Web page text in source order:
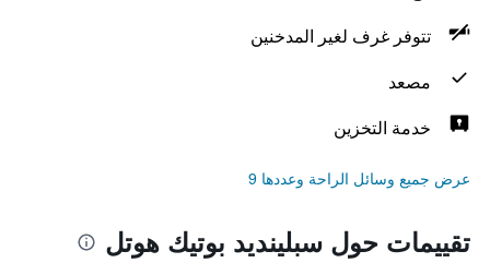
تتوفر غرف لغير المدخنين
مصعد
خدمة التخزين
عرض جميع وسائل الراحة وعددها 9
تقييمات حول سبلينديد بوتيك هوتل